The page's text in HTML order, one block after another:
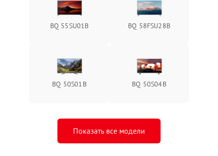
BQ 55SU01B BQ 58FSU28B
BQ 50S01B BQ 50S04B
Показать все модели